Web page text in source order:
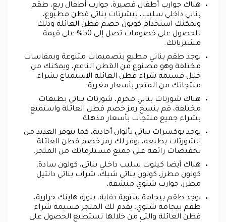
هناك جوارب أطفال قصيرة، جوارب أطفال ربع، طقم
بناتي داخلي سليب، تيشرتات بناتي قطن مطبوع،
ويمكنك استخدام كوبون خصم قطن العائلة وذلك
للحصول على خصومات تصل إلى 50% على قيمة
مشترياتك.
يوجد طقم بناتي مطبع بتصميمات متنوعة وبمقاسات
مختلفة وهو مصنوع من القطن الناعم، ويمكنك من
خلال قسيمة شراء قطن العائلة الاستمتاع بشراء
منتجاتك من المتجر بأسعار مغرية.
هناك شورتات بناتي مخرم، شورتات بناتي بطبعات
مختلفة، قم بنسخ رمز خصم قطن العائلة واستمتع
بشراء جميع منتجات بأسعار مذهلة.
يوجد بوكسرات بناتي بألوان أحادية، كما يتوفر العديد من
الشورتات بطبعه، يوفر لك رمز خصم قطن العائلة
تخفيضات رائعة على جميع مستلزماتك من المتجر.
هناك أيضا كيلوت سليب داخلي بناتي، كولون سادة،
كولون مطرز، كولون بناتي شبك، شراب بناتي دانتيل
مطرز، جوارب شتوي منشفة،
يوجد طقم بيجامة شتوية دفاية، بلوزة هاينك حرارية،
طقم بيجامة شتوي، يقدم لك المتجر قسيمة شراء
قطن العائلة والتي من خلالها تستطيع الحصول على